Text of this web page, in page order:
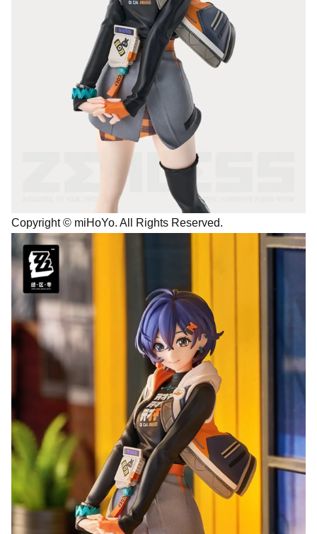
Copyright © miHoYo. All Rights Reserved.